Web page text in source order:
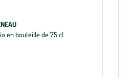
en bouteille de 75 cl